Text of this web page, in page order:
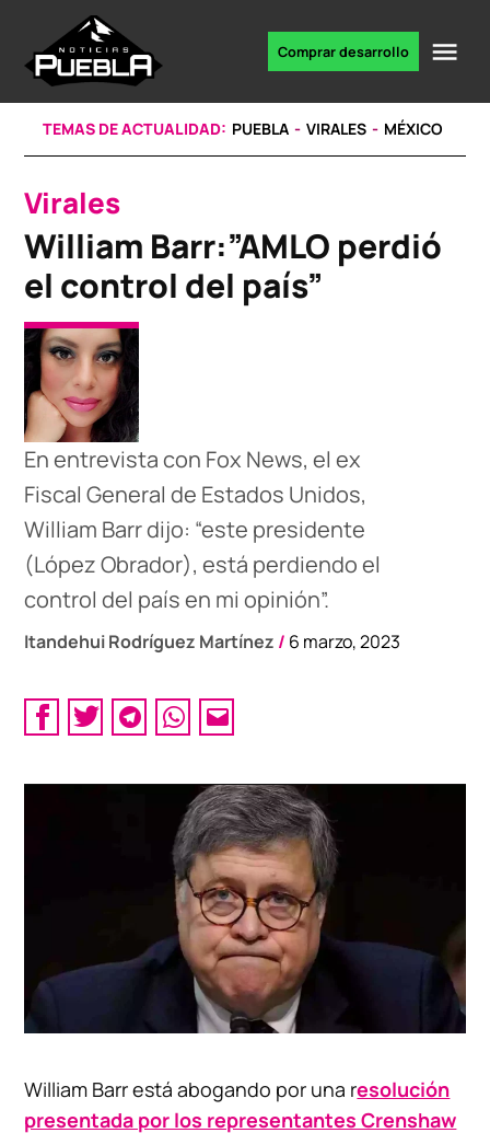
content
noticias
Comprar desarrollo
TEMAS DE ACTUALIDAD: PUEBLA VIRALES MÉXICO
POSTED
IN
Virales
William Barr:”AMLO perdió
el control del país”
En entrevista con Fox News, el ex
Fiscal General de Estados Unidos,
William Barr dijo: “este presidente
(López Obrador), está perdiendo el
control del país en mi opinión”.
Itandehui Rodríguez Martínez / 6 marzo, 2023
William Barr está abogando por una resolución
presentada por los representantes Crenshaw